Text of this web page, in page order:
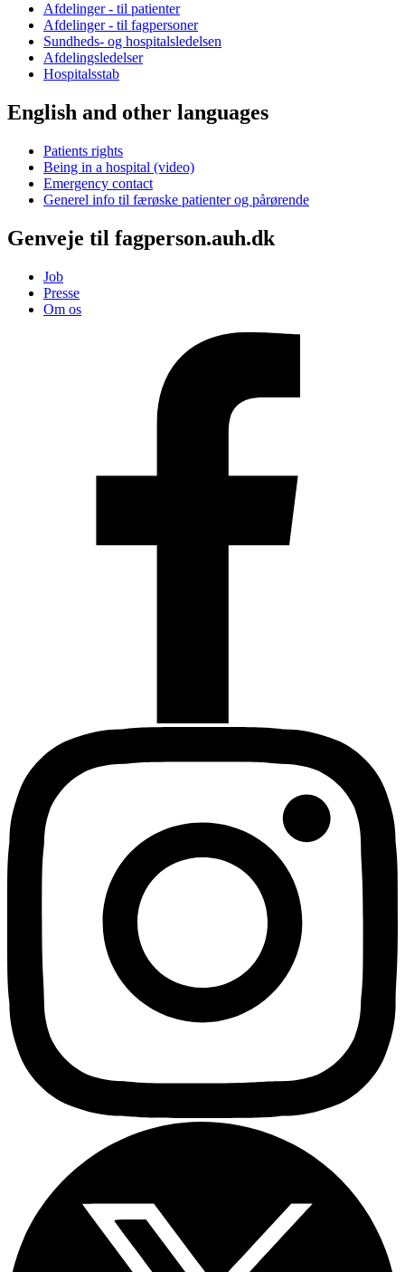
Afdelinger - til patienter
Afdelinger - til fagpersoner
Sundheds- og hospitalsledelsen
Afdelingsledelser
Hospitalsstab
English and other languages
Patients rights
Being in a hospital (video)
Emergency contact
Generel info til færøske patienter og pårørende
Genveje til fagperson.auh.dk
Job
Presse
Om os